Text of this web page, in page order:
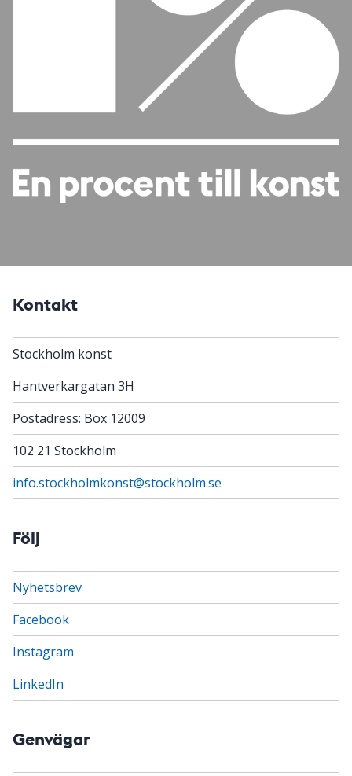
Kontakt
Stockholm konst
Hantverkargatan 3H
Postadress: Box 12009
102 21 Stockholm
info.stockholmkonst@stockholm.se
Följ
Nyhetsbrev
Facebook
Instagram
LinkedIn
Genvägar